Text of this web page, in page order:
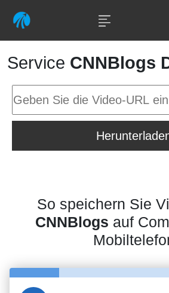
Service CNNBlogs
So speichern Sie
CNNBlogs auf